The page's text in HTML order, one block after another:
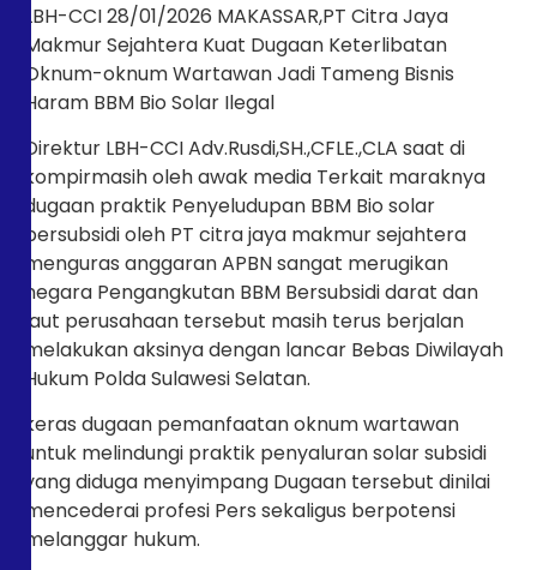
LBH-CCI 28/01/2026 MAKASSAR,PT Citra Jaya
Makmur Sejahtera Kuat Dugaan Keterlibatan
Oknum-oknum Wartawan Jadi Tameng Bisnis
Haram BBM Bio Solar Ilegal
Direktur LBH-CCI Adv.Rusdi,SH.,CFLE.,CLA saat di
kompirmasih oleh awak media Terkait maraknya
dugaan praktik Penyeludupan BBM Bio solar
bersubsidi oleh PT citra jaya makmur sejahtera
menguras anggaran APBN sangat merugikan
negara Pengangkutan BBM Bersubsidi darat dan
laut perusahaan tersebut masih terus berjalan
melakukan aksinya dengan lancar Bebas Diwilayah
Hukum Polda Sulawesi Selatan.
keras dugaan pemanfaatan oknum wartawan
untuk melindungi praktik penyaluran solar subsidi
yang diduga menyimpang Dugaan tersebut dinilai
mencederai profesi Pers sekaligus berpotensi
melanggar hukum.